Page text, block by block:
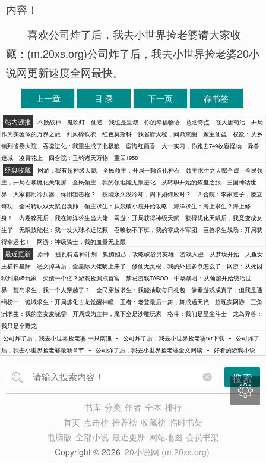
内容！
喜欢公司炸了后，我去小世界捡老婆请大家收
藏：(m.20xs.org)公司炸了后，我去小世界捡老婆20小
说网更新速度全网最快。
上一章 目 录 下一页 存书签
站内强推 不败战神 鬼吹灯 仙逆 我也是皇叔 你的幸福物语 意念奇点 在大唐苟活
开局
作为实验体的万界之旅
剑风碎铁衣 红色莫斯科 我省府大秘，问鼎京圈 聚宝仙盆
权欲：从乡
镇到省委大院
吞噬进化：我重生成了北极狼 宦海红颜香 大一实习，你跑去749收容怪物
异兽
迷城
凌霄花上 四合院：垂钓诸天万物 重回1958
经典收藏 网游：我有超神级天赋 全民领主：开局一颗造化神石 领主求生之天赋合成
全民领
主，开局召唤魔化关银屏
全民领主：我的领地能无限进化 从转职开始的炼蛊之旅
三国神话世
界
大家都用冷兵器，你用狙击枪？ 技能永久没冷却，阁下如何应对？
四合院：李家逆子，屡立
奇功
全民转职双天赋召唤师 领主求生：从残破小院开始攻略
海洋求生：海上求生？海上修
身！
内卷猝死后，我在海洋求生当大佬 网游：开局获得神级天赋
获得优化天赋后，我竟变成女
生了
无限技能栏：我一发火球术近亿颗 召唤物不下班，我的零成本军团
巨兽求生战场：开局获
得幸运七！
网游：神级骑士，我的血量无上限
最近更新 原神：提瓦特造神计划 狐媚妲己，攻略峡谷男英雄 游戏入侵：从梦境开始
人鱼女
王横扫星际
恶女掉马后，全星际大佬吻上来了 修仙无灵根，我的外挂多点怎么了
网游：从死囚
狱到巅峰玩家
欠债一个亿？游戏捡漏成首富 禁忌游戏TABOO
中场暴君：从葡超开始统治世
界
荒岛求生，我一个人穿越了？ 全民穿越求生：我能抽取每日礼包
像素游戏成真了，但我是通
缉榜一
诡域求生：开局炼化古龙觉醒神瞳 王者：老登最后一舞，舞成通天代 超现实网游
三角
洲求生：我的室友麦晓雯
开局成为主神，麾下全是沙雕玩家 格斗：我们是星尘斗士
龙岛异兽：
我只是个野龙
公司炸了后，我去小世界捡老婆 一只南狸 - 公司炸了后，我去小世界捡老婆txt下载 - 公司炸了
后，我去小世界捡老婆最新章节 - 公司炸了后，我去小世界捡老婆全文阅读 - 好看的游戏小说
搜索
书库 分类 作者 全本 排行
首页 点击榜 推荐榜 收藏榜 临时书架
电脑版 全部小说 最近更新 网站地图 会员书架
Copyright © 2026 20小说网 (m.20xs.org)
